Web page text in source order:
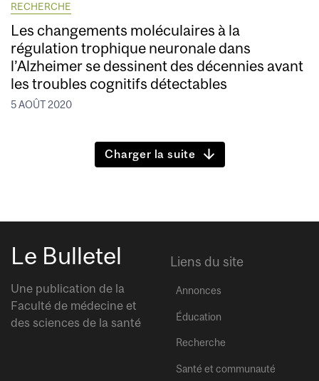
RECHERCHE
Les changements moléculaires à la
régulation trophique neuronale dans
l’Alzheimer se dessinent des décennies avant
les troubles cognitifs détectables
5 AOÛT 2020
Charger la suite
Le Bulletel
Une publication de la
Faculté de médecine et
des sciences de la santé
Liens du site
Annonces
Éducation
Recherche
Santé et communauté